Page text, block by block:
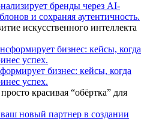
бренды через AI-
и сохраняя аутентичность.
искусственного интеллекта
бизнес: кейсы, когда
успех.
красивая “обёртка” для